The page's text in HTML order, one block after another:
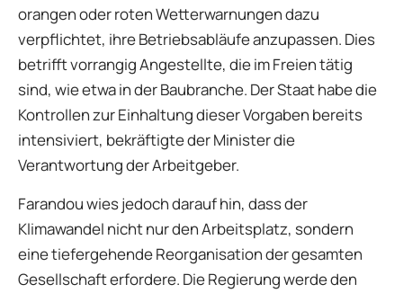
orangen oder roten Wetterwarnungen dazu
verpflichtet, ihre Betriebsabläufe anzupassen. Dies
betrifft vorrangig Angestellte, die im Freien tätig
sind, wie etwa in der Baubranche. Der Staat habe die
Kontrollen zur Einhaltung dieser Vorgaben bereits
intensiviert, bekräftigte der Minister die
Verantwortung der Arbeitgeber.
Farandou wies jedoch darauf hin, dass der
Klimawandel nicht nur den Arbeitsplatz, sondern
eine tiefergehende Reorganisation der gesamten
Gesellschaft erfordere. Die Regierung werde den